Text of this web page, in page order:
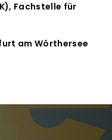
Fachstelle für
am Wörthersee